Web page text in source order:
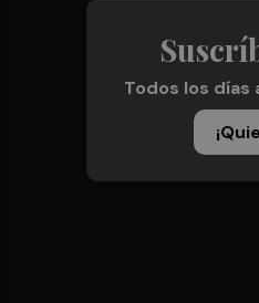
Todos los días